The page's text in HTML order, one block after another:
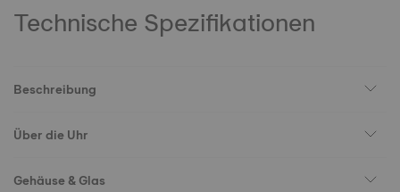
Technische Spezifikationen
Beschreibung
Über die Uhr
Gehäuse & Glas